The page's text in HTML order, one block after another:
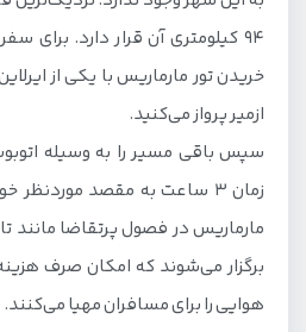
94 کیلومتری آن قرار دارد. برای
خریدن تور مارماریس با یکی از
ازمیر پرواز می‌کنید.
سپس باقی مسیر را به وسیله
زمان 3 ساعت به مقصد
مارماریس در فصول پرتقاضا مانند
برگزار می‌شوند که امکان صرف
هوایی را برای مسافران مهیا می‌کنند.